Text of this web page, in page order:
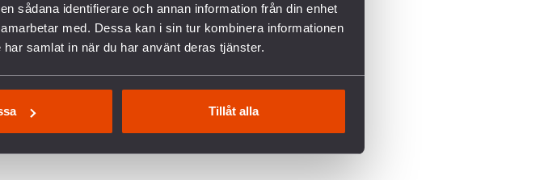
sådana identifierare och annan information från din enhet
med. Dessa kan i sin tur kombinera informationen
samlat in när du har använt deras tjänster.
Tillåt alla
bör stater i
De bör enas i
och de